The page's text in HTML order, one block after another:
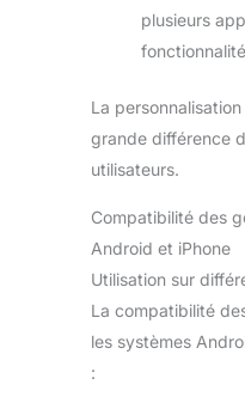
plusieurs
La
grande différence
utilisateurs.
Compatibilité des
Android et iPhone
Utilisation sur
La compatibilité
les systèmes
: